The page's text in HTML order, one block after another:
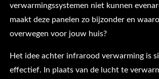
verwarmingssystemen niet kunnen
maakt deze panelen zo bijzonder en
overwegen voor jouw huis?
Het idee achter infrarood verwarming is
effectief. In plaats van de lucht te